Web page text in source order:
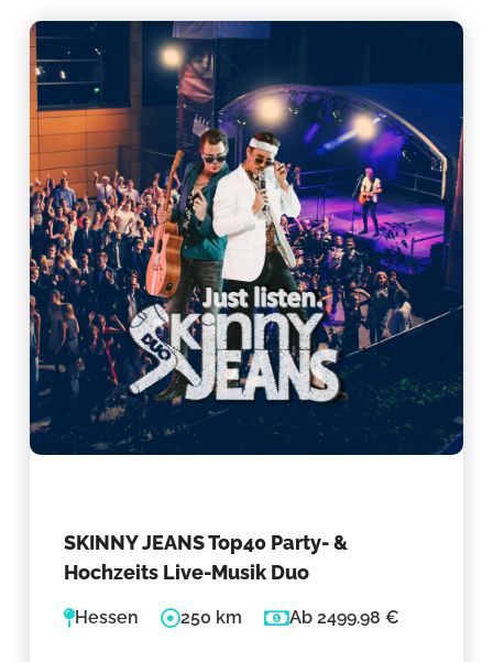
SKINNY JEANS Top40 Party- &
Hochzeits Live-Musik Duo
Hessen 250 km Ab 2499.98 €